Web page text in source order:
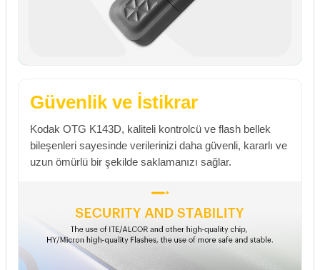
Güvenlik ve İstikrar
Kodak OTG K143D, kaliteli kontrolcü ve flash bellek
bileşenleri sayesinde verilerinizi daha güvenli, kararlı ve
uzun ömürlü bir şekilde saklamanızı sağlar.